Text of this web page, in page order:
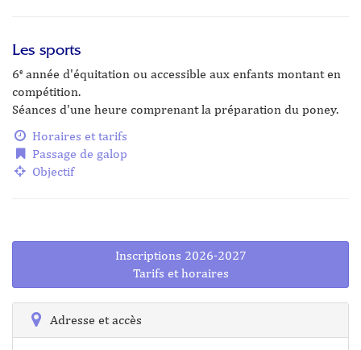
Les sports
6e année d'équitation ou accessible aux enfants montant en
compétition.
Séances d'une heure comprenant la préparation du poney.
Horaires et tarifs
Passage de galop
Objectif
Inscriptions 2026-2027
Tarifs et horaires
Adresse et accès